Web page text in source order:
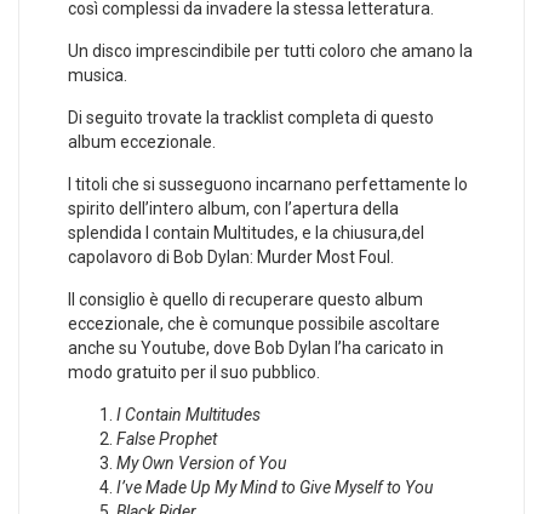
così complessi da invadere la stessa letteratura.
Un disco imprescindibile per tutti coloro che amano la
musica.
Di seguito trovate la tracklist completa di questo
album eccezionale.
I titoli che si susseguono incarnano perfettamente lo
spirito dell’intero album, con l’apertura della
splendida I contain Multitudes, e la chiusura,del
capolavoro di Bob Dylan: Murder Most Foul.
Il consiglio è quello di recuperare questo album
eccezionale, che è comunque possibile ascoltare
anche su Youtube, dove Bob Dylan l’ha caricato in
modo gratuito per il suo pubblico.
I Contain Multitudes
False Prophet
My Own Version of You
I’ve Made Up My Mind to Give Myself to You